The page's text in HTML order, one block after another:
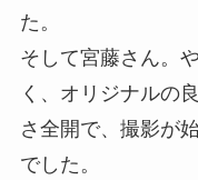
た。
そして宮藤さん。
く、オリジナルの
さ全開で、撮影が
でした。